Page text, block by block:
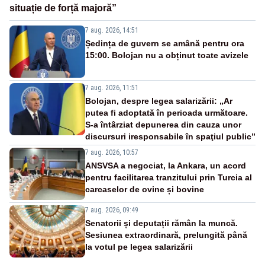
situație de forță majoră”
7 aug. 2026, 14:51
Ședința de guvern se amână pentru ora
15:00. Bolojan nu a obținut toate avizele
7 aug. 2026, 11:51
Bolojan, despre legea salarizării: „Ar
putea fi adoptată în perioada următoare.
S-a întârziat depunerea din cauza unor
discursuri iresponsabile în spaţiul public”
7 aug. 2026, 10:57
ANSVSA a negociat, la Ankara, un acord
pentru facilitarea tranzitului prin Turcia al
carcaselor de ovine și bovine
7 aug. 2026, 09:49
Senatorii și deputații rămân la muncă.
Sesiunea extraordinară, prelungită până
la votul pe legea salarizării